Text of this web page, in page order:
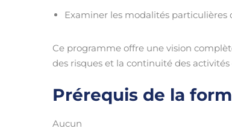
Examiner les modalités particulières
Ce programme offre une vision
des risques et la continuité des activités
Prérequis de la
Aucun